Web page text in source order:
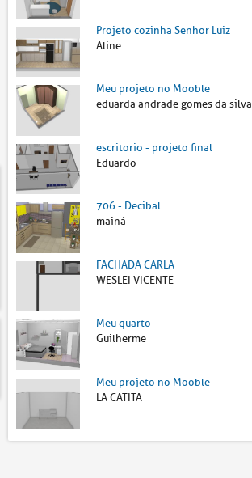
Projeto cozinha Senhor Luiz
Aline
Meu projeto no Mooble
eduarda andrade gomes da silva
escritorio - projeto final
Eduardo
706 - Decibal
mainá
FACHADA CARLA
WESLEI VICENTE
Meu quarto
Guilherme
Meu projeto no Mooble
LA CATITA